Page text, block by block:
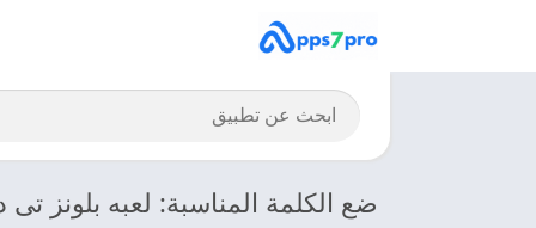
ضع الكلمة المناسبة: لعبه بلونز تى